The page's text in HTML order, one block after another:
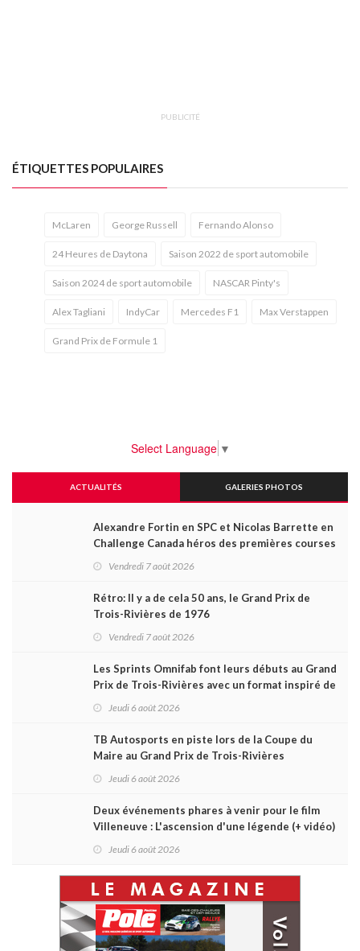
PUBLICITÉ
ÉTIQUETTES POPULAIRES
McLaren George Russell Fernando Alonso
24 Heures de Daytona Saison 2022 de sport automobile
Saison 2024 de sport automobile NASCAR Pinty's
Alex Tagliani IndyCar Mercedes F1 Max Verstappen
Grand Prix de Formule 1
Select Language ▼
ACTUALITÉS GALERIES PHOTOS
Alexandre Fortin en SPC et Nicolas Barrette en
Challenge Canada héros des premières courses
Vendredi 7 août 2026
Rétro: Il y a de cela 50 ans, le Grand Prix de
Trois-Rivières de 1976
Vendredi 7 août 2026
Les Sprints Omnifab font leurs débuts au Grand
Prix de Trois-Rivières avec un format inspiré de
Jeudi 6 août 2026
TB Autosports en piste lors de la Coupe du
Maire au Grand Prix de Trois-Rivières
Jeudi 6 août 2026
Deux événements phares à venir pour le film
Villeneuve : L'ascension d'une légende (+ vidéo)
Jeudi 6 août 2026